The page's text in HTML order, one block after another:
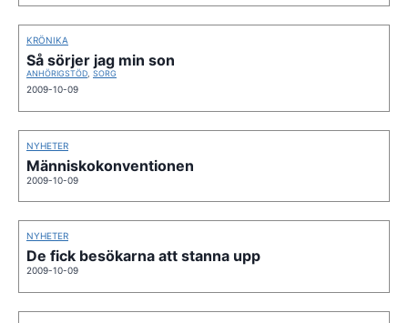
KRÖNIKA
Så sörjer jag min son
ANHÖRIGSTÖD SORG
2009-10-09
NYHETER
Människokonventionen
2009-10-09
NYHETER
De fick besökarna att stanna upp
2009-10-09